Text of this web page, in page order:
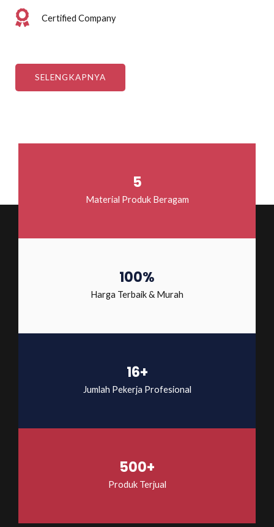
Certified Company
SELENGKAPNYA
5
Material Produk Beragam
100%
Harga Terbaik & Murah
16+
Jumlah Pekerja Profesional
500+
Produk Terjual